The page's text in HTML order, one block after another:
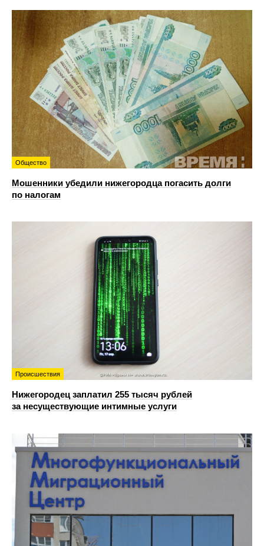
Общество
Мошенники убедили нижегородца погасить долги
по налогам
Происшествия
Нижегородец заплатил 255 тысяч рублей
за несуществующие интимные услуги